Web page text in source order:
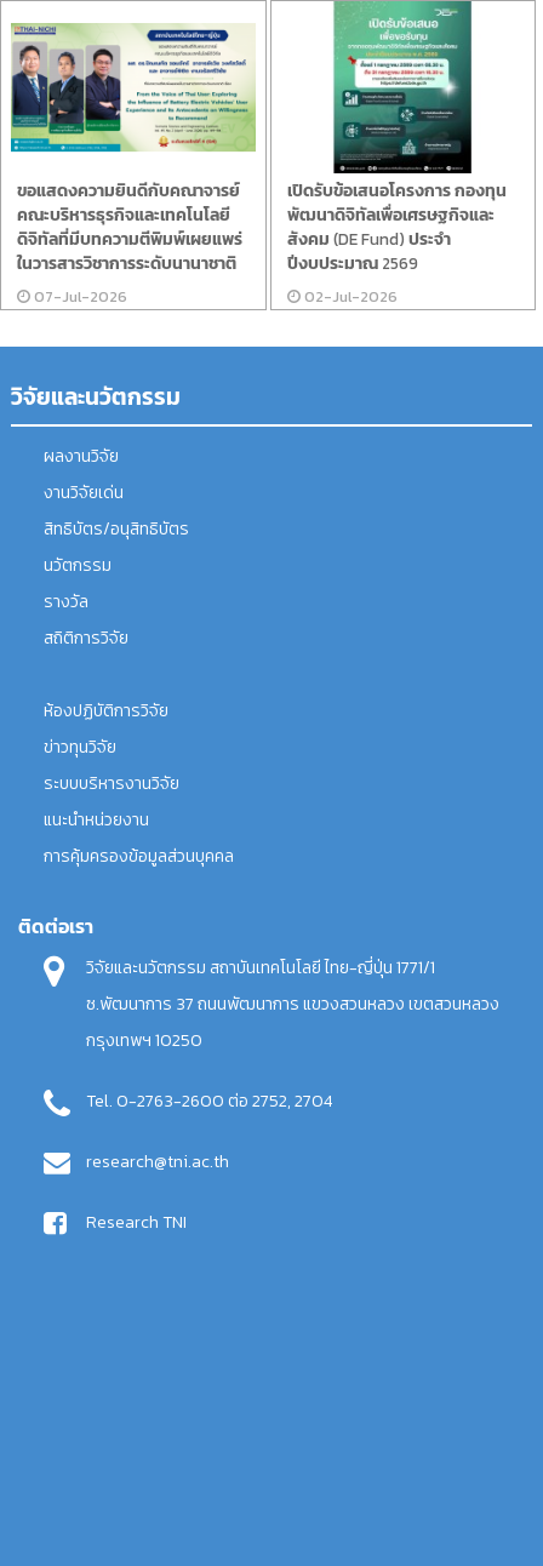
ขอแสดงความยินดีกับคณาจารย์
คณะบริหารธุรกิจและเทคโนโลยี
ดิจิทัลที่มีบทความตีพิมพ์เผยแพร่
ในวารสารวิชาการระดับนานาชาติ
07-Jul-2026
เปิดรับข้อเสนอโครงการ กองทุน
พัฒนาดิจิทัลเพื่อเศรษฐกิจและ
สังคม (DE Fund) ประจำ
ปีงบประมาณ 2569
02-Jul-2026
วิจัยและนวัตกรรม
ผลงานวิจัย
งานวิจัยเด่น
สิทธิบัตร/อนุสิทธิบัตร
นวัตกรรม
รางวัล
สถิติการวิจัย
ห้องปฏิบัติการวิจัย
ข่าวทุนวิจัย
ระบบบริหารงานวิจัย
แนะนำหน่วยงาน
การคุ้มครองข้อมูลส่วนบุคคล
ติดต่อเรา
วิจัยและนวัตกรรม สถาบันเทคโนโลยี ไทย-ญี่ปุ่น 1771/1
ซ.พัฒนาการ 37 ถนนพัฒนาการ แขวงสวนหลวง เขตสวนหลวง
กรุงเทพฯ 10250
Tel. 0-2763-2600 ต่อ 2752, 2704
research@tni.ac.th
Research TNI